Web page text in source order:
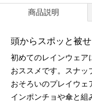
商品説明
頭からスポッと被
初めてのレインウェア
おススメです。スナッ
おそろいのプレイウェ
インポンチョや傘と組